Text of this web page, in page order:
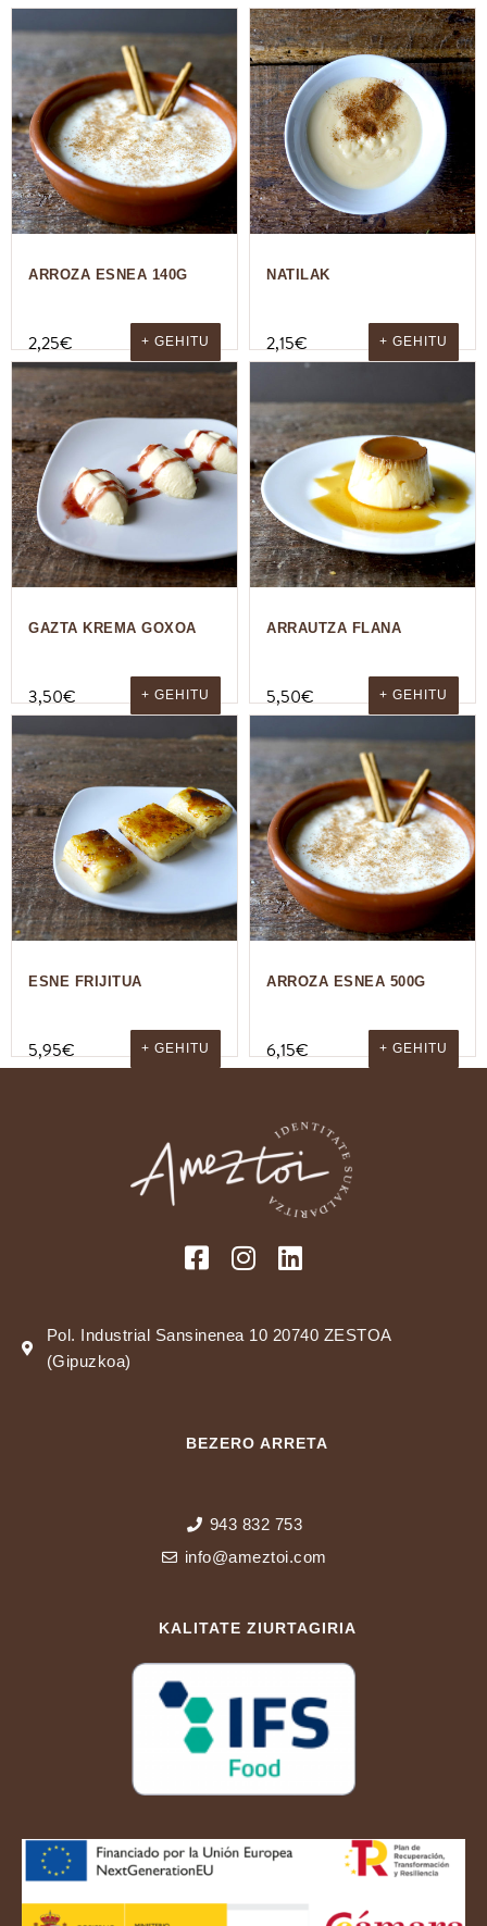
ARROZA ESNEA 140G
2,25€ + GEHITU
NATILAK
2,15€ + GEHITU
GAZTA KREMA GOXOA
3,50€ + GEHITU
ARRAUTZA FLANA
5,50€ + GEHITU
ESNE FRIJITUA
5,95€ + GEHITU
ARROZA ESNEA 500G
6,15€ + GEHITU
Pol. Industrial Sansinenea 10 20740 ZESTOA
(Gipuzkoa)
BEZERO ARRETA
943 832 753
info@ameztoi.com
KALITATE ZIURTAGIRIA